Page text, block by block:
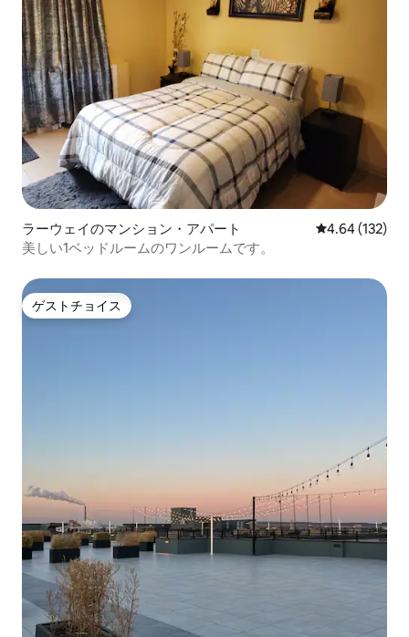
ラーウェイのマンション・アパート レビュー132
4.64 (132)
美しい1ベッドルームのワンルームです。
ゲストチョイス
ゲストチョイス